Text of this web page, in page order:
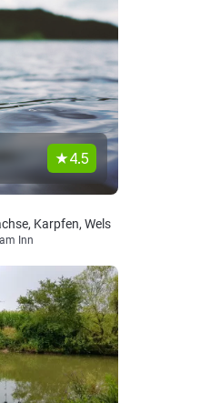
4.5
Karpfen, Wels
Inn